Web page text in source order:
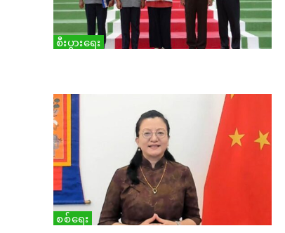
စီးပွားရေး
စစ်ရေး